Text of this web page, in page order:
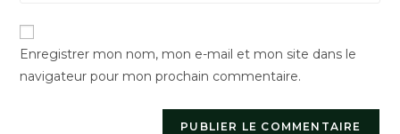
votre
site
(facultatif)
Enregistrer mon nom, mon e-mail et mon site dans le
navigateur pour mon prochain commentaire.